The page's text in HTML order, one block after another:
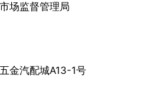
场监督管理局
金汽配城A13-1号